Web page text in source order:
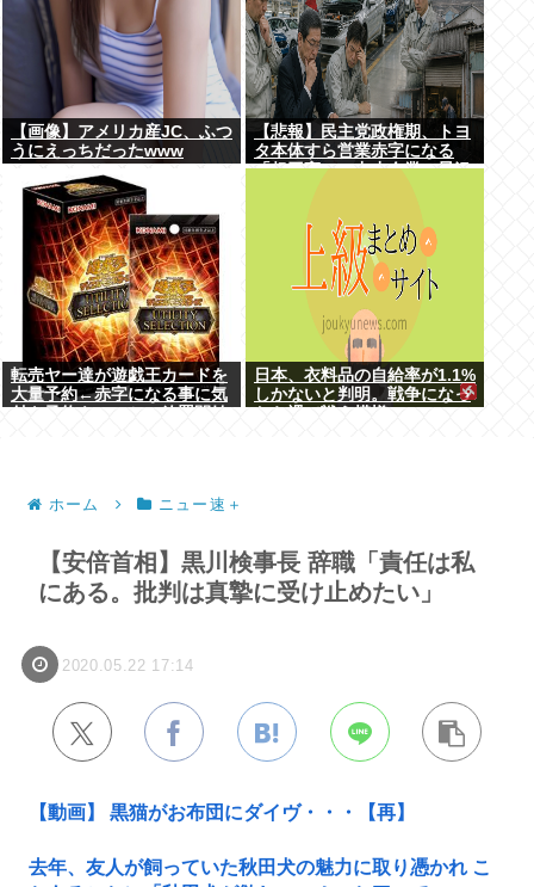
【画像】アメリカ産JC、ふつ
うにえっちだったwww
【悲報】民主党政権期、トヨ
タ本体すら営業赤字になる
「超円高」…中小企業の景況
転売ヤー達が遊戯王カードを
大量予約←赤字になる事に気
日本、衣料品の自給率が1.1%
しかないと判明。戦争になっ
ホーム ニュー速＋
【安倍首相】黒川検事長 辞職「責任は私
にある。批判は真摯に受け止めたい」
2020.05.22 17:14
【動画】 黒猫がお布団にダイヴ・・・【再】
去年、友人が飼っていた秋田犬の魅力に取り憑かれ こ